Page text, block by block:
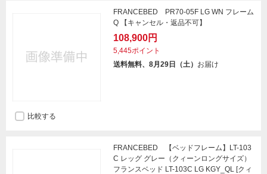
FRANCEBED PR70-05F LG WN フレーム
Q 【キャンセル・返品不可】
108,900円
5,445ポイント
送料無料、8月29日（土） お届け
比較する
FRANCEBED 【ベッドフレーム】LT-103
C レッグ グレー（クィーンロングサイズ）
フランスベッド LT-103C LG KGY_QL [クィ